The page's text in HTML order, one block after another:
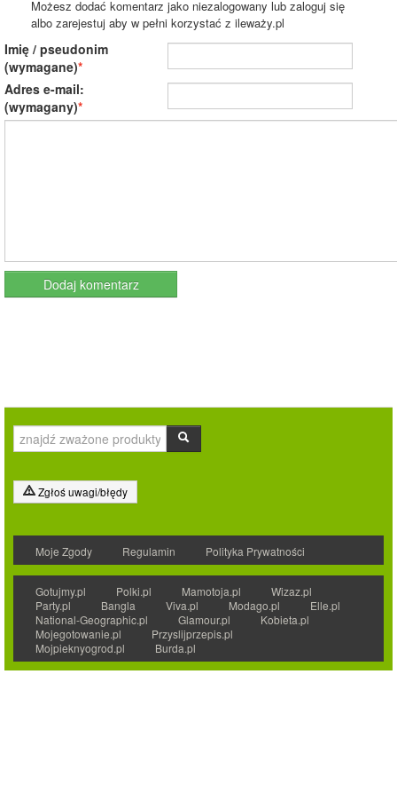
Możesz dodać komentarz jako niezalogowany lub zaloguj się
albo zarejestuj aby w pełni korzystać z ileważy.pl
Imię / pseudonim
(wymagane)
Adres e-mail:
(wymagany)
Zgłoś uwagi/błędy
Moje Zgody Regulamin Polityka Prywatności
Gotujmy.pl Polki.pl Mamotoja.pl
Wizaz.pl
Party.pl
Bangla Viva.pl Modago.pl
Elle.pl
National-Geographic.pl
Glamour.pl
Kobieta.pl
Mojegotowanie.pl
Przyslijprzepis.pl
Mojpieknyogrod.pl
Burda.pl